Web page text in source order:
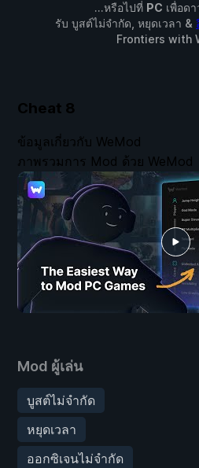
...หรือไปที่ PC เพื่อด
รับ บูสต์ไม่จำกัด, หยุดเวลา &
Frontiers with
Cheat 8
Mod ผู้เล่น
บูสต์ไม่จำกัด
หยุดเวลา
ออกซิเจนไม่จำกัด
ข้อมูลเกี่ยวกับ WeMod
ภาพรวมการ Mod ด้วย WeMod